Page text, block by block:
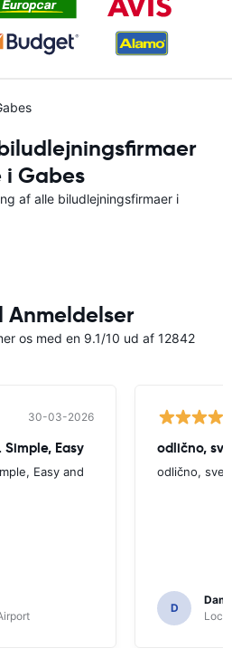
Gabes
af alle biludlejningsfirmaer i
Anmeldelser
os med en 9.1/10 ud af 12842
30-03-2026
Easy
Easy and
odlično,
odlično, sve
D